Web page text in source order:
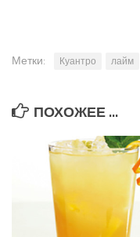
Метки: Куантро лайм
ПОХОЖЕЕ ...